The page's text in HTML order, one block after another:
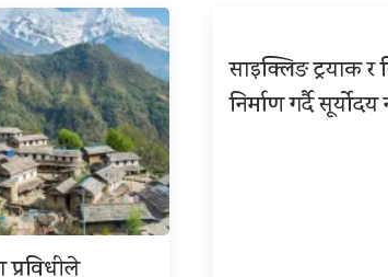
साइक्लिङ ट्रयाक
निर्माण गर्दै